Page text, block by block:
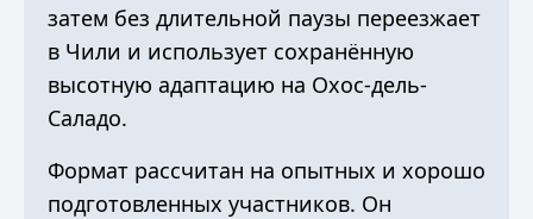
затем без длительной паузы переезжает
в Чили и использует сохранённую
высотную адаптацию на Охос-дель-
Саладо.
Формат рассчитан на опытных и хорошо
подготовленных участников. Он